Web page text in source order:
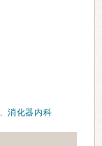
、消化器内科